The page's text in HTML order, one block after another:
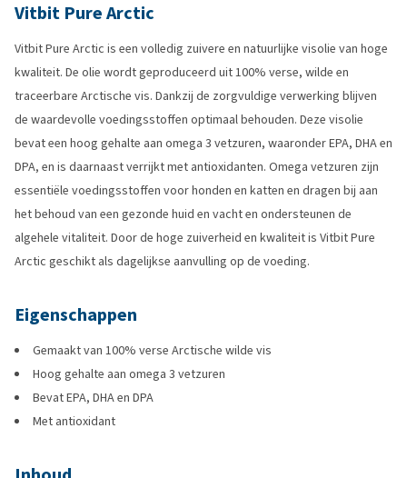
Vitbit Pure Arctic
Vitbit Pure Arctic is een volledig zuivere en natuurlijke visolie van hoge
kwaliteit. De olie wordt geproduceerd uit 100% verse, wilde en
traceerbare Arctische vis. Dankzij de zorgvuldige verwerking blijven
de waardevolle voedingsstoffen optimaal behouden. Deze visolie
bevat een hoog gehalte aan omega 3 vetzuren, waaronder EPA, DHA en
DPA, en is daarnaast verrijkt met antioxidanten. Omega vetzuren zijn
essentiële voedingsstoffen voor honden en katten en dragen bij aan
het behoud van een gezonde huid en vacht en ondersteunen de
algehele vitaliteit. Door de hoge zuiverheid en kwaliteit is Vitbit Pure
Arctic geschikt als dagelijkse aanvulling op de voeding.
Eigenschappen
Gemaakt van 100% verse Arctische wilde vis
Hoog gehalte aan omega 3 vetzuren
Bevat EPA, DHA en DPA
Met antioxidant